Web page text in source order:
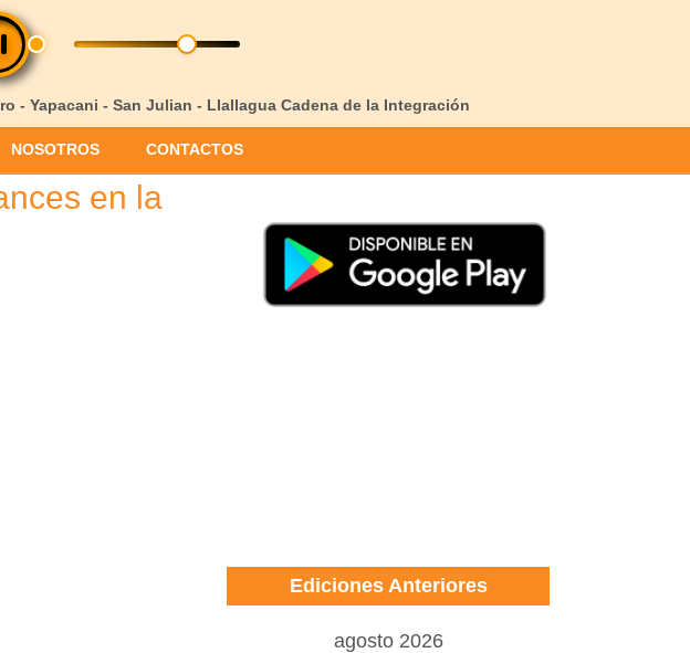
- Yapacani - San Julian - Llallagua Cadena de la Integración
NOSOTROS CONTACTOS
en la
Ediciones Anteriores
agosto 2026